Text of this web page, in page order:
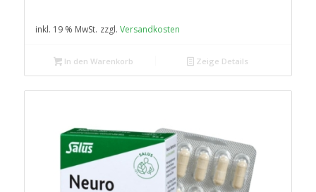
inkl. 19 % MwSt. zzgl. Versandkosten
In den Warenkorb Zeige Details